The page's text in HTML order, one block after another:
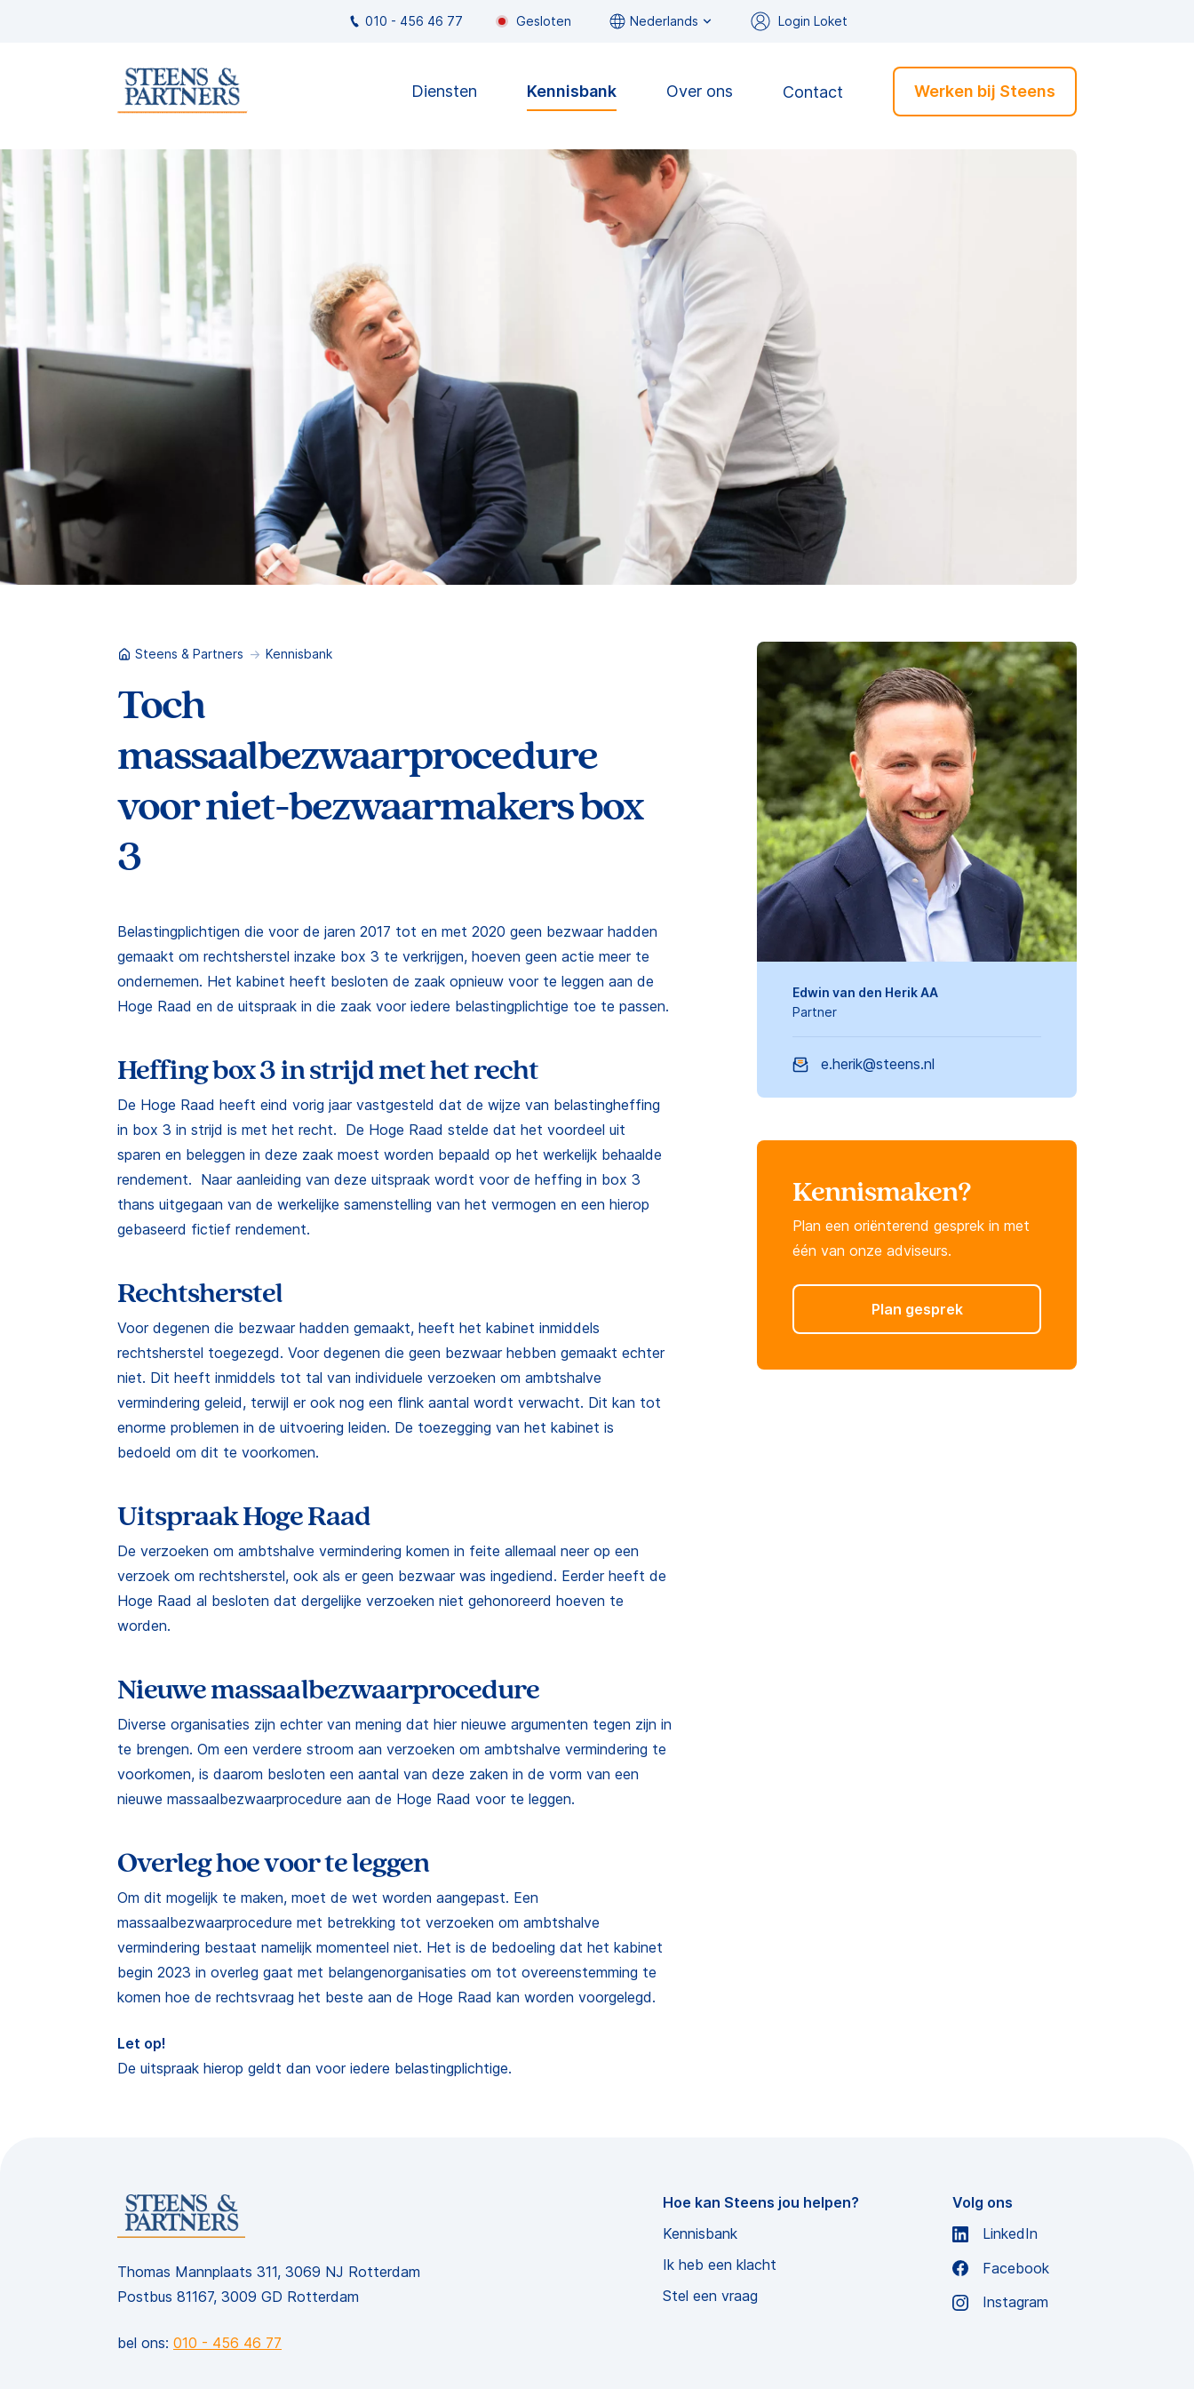
010 - 456 46 77 Gesloten Nederlands Login Loket
Diensten Kennisbank Over ons Contact Werken bij Steens
Steens & Partners Kennisbank
Toch
massaalbezwaarprocedure
voor niet-bezwaarmakers box
3
Belastingplichtigen die voor de jaren 2017 tot en met 2020 geen bezwaar hadden
gemaakt om rechtsherstel inzake box 3 te verkrijgen, hoeven geen actie meer te
ondernemen. Het kabinet heeft besloten de zaak opnieuw voor te leggen aan de
Hoge Raad en de uitspraak in die zaak voor iedere belastingplichtige toe te passen.
Heffing box 3 in strijd met het recht
De Hoge Raad heeft eind vorig jaar vastgesteld dat de wijze van belastingheffing
in box 3 in strijd is met het recht. De Hoge Raad stelde dat het voordeel uit
sparen en beleggen in deze zaak moest worden bepaald op het werkelijk behaalde
rendement. Naar aanleiding van deze uitspraak wordt voor de heffing in box 3
thans uitgegaan van de werkelijke samenstelling van het vermogen en een hierop
gebaseerd fictief rendement.
Rechtsherstel
Voor degenen die bezwaar hadden gemaakt, heeft het kabinet inmiddels
rechtsherstel toegezegd. Voor degenen die geen bezwaar hebben gemaakt echter
niet. Dit heeft inmiddels tot tal van individuele verzoeken om ambtshalve
vermindering geleid, terwijl er ook nog een flink aantal wordt verwacht. Dit kan tot
enorme problemen in de uitvoering leiden. De toezegging van het kabinet is
bedoeld om dit te voorkomen.
Uitspraak Hoge Raad
De verzoeken om ambtshalve vermindering komen in feite allemaal neer op een
verzoek om rechtsherstel, ook als er geen bezwaar was ingediend. Eerder heeft de
Hoge Raad al besloten dat dergelijke verzoeken niet gehonoreerd hoeven te
worden.
Nieuwe massaalbezwaarprocedure
Diverse organisaties zijn echter van mening dat hier nieuwe argumenten tegen zijn in
te brengen. Om een verdere stroom aan verzoeken om ambtshalve vermindering te
voorkomen, is daarom besloten een aantal van deze zaken in de vorm van een
nieuwe massaalbezwaarprocedure aan de Hoge Raad voor te leggen.
Overleg hoe voor te leggen
Om dit mogelijk te maken, moet de wet worden aangepast. Een
massaalbezwaarprocedure met betrekking tot verzoeken om ambtshalve
vermindering bestaat namelijk momenteel niet. Het is de bedoeling dat het kabinet
begin 2023 in overleg gaat met belangenorganisaties om tot overeenstemming te
komen hoe de rechtsvraag het beste aan de Hoge Raad kan worden voorgelegd.
Let op!
De uitspraak hierop geldt dan voor iedere belastingplichtige.
Edwin van den Herik AA
Partner
e.herik@steens.nl
Kennismaken?
Plan een oriënterend gesprek in met
één van onze adviseurs.
Plan gesprek
Thomas Mannplaats 311, 3069 NJ Rotterdam
Postbus 81167, 3009 GD Rotterdam
bel ons: 010 - 456 46 77
Hoe kan Steens jou helpen?
Kennisbank
Ik heb een klacht
Stel een vraag
Volg ons
LinkedIn
Facebook
Instagram